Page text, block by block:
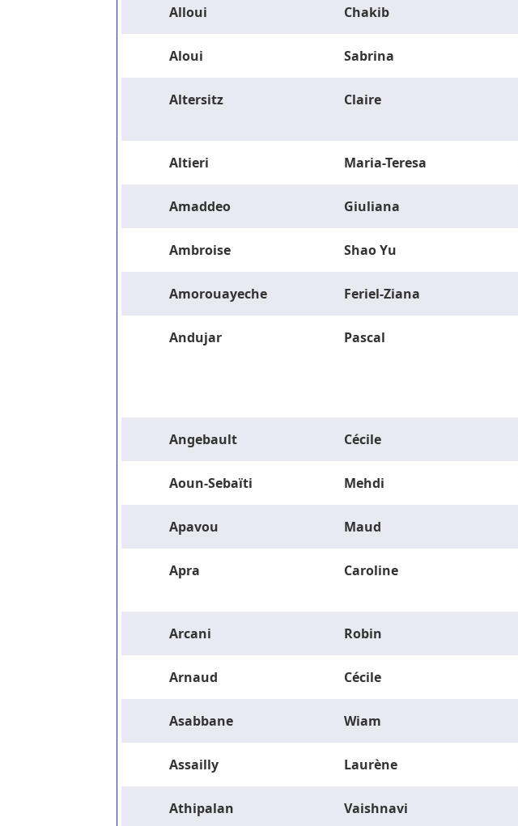
Alloui Chakib
Aloui Sabrina
Altersitz Claire
Altieri Maria-Teresa
Amaddeo Giuliana
Ambroise Shao Yu
Amorouayeche Feriel-Ziana
Andujar Pascal
Angebault Cécile
Aoun-Sebaïti Mehdi
Apavou Maud
Apra Caroline
Arcani Robin
Arnaud Cécile
Asabbane Wiam
Assailly Laurène
Athipalan Vaishnavi